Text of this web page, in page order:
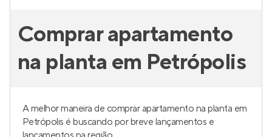
Alves
Comprar apartamento
na planta em Petrópolis